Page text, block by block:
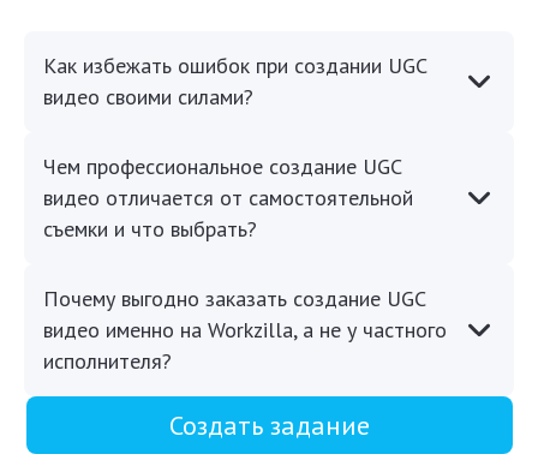
Как избежать ошибок при создании UGC
видео своими силами?
Чем профессиональное создание UGC
видео отличается от самостоятельной
съемки и что выбрать?
Почему выгодно заказать создание UGC
видео именно на Workzilla, а не у частного
исполнителя?
Создать задание